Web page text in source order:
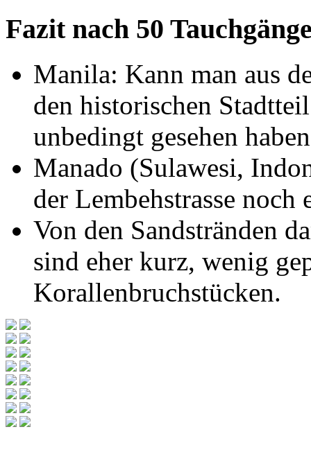
Fazit nach 50
Manila: Kann man aus
den historischen
unbedingt gesehen
Manado (Sulawesi,
der Lembehstrasse noch
Von den Sandstränden
sind eher kurz, wenig
Korallenbruchstücken.